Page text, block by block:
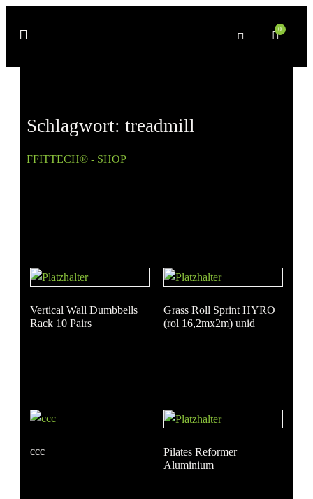
0
Schlagwort: treadmill
FFITTECH® - SHOP» Produkte verschlagwortet mit
Vertical Wall Dumbbells
Rack 10 Pairs
Grass Roll Sprint HYRO
(rol 16,2mx2m) unid
ccc
Pilates Reformer
Aluminium